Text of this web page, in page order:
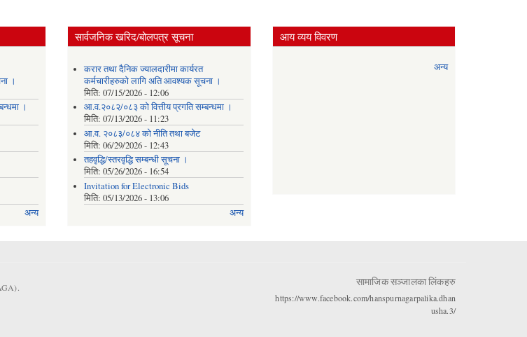
।
।
अन्य
सार्वजनिक खरिद/बोलपत्र सूचना
करार तथा दैनिक ज्यालदारीमा कार्यरत
कर्मचारीहरुको लागि अति आवश्यक सूचना ।
मिति: 07/15/2026 - 12:06
आ.व.२०८२/०८३ को वित्तीय प्रगति सम्बन्धमा ।
मिति: 07/13/2026 - 11:23
आ.व. २०८३/०८४ को नीति तथा बजेट
मिति: 06/29/2026 - 12:43
तहवृद्धि/स्तरवृद्धि सम्बन्धी सूचना ।
मिति: 05/26/2026 - 16:54
Invitation for Electronic Bids
मिति: 05/13/2026 - 13:06
अन्य
आय व्यय विवरण
अन्य
सामाजिक सञ्जालका लिंकहरु
https://www.facebook.com/hanspurnagarpalika.dhan
usha.3/